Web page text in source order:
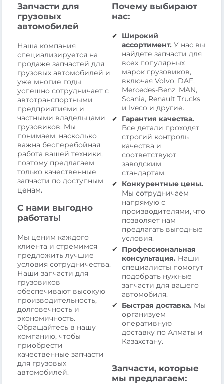
Запчасти для
грузовых
автомобилей
Наша компания
специализируется на
продаже запчастей для
грузовых автомобилей и
уже многие годы
успешно сотрудничает с
автотранспортными
предприятиями и
частными владельцами
грузовиков. Мы
понимаем, насколько
важна бесперебойная
работа вашей техники,
поэтому предлагаем
только качественные
запчасти по доступным
ценам.
С нами выгодно
работать!
Мы ценим каждого
клиента и стремимся
предложить лучшие
условия сотрудничества.
Наши запчасти для
грузовиков
обеспечивают высокую
производительность,
долговечность и
экономичность.
Обращайтесь в нашу
компанию, чтобы
приобрести
качественные запчасти
для грузовых
автомобилей.
Почему выбирают
нас:
Широкий
ассортимент. У нас вы
найдете запчасти для
всех популярных
марок грузовиков,
включая Volvo, DAF,
Mercedes-Benz, MAN,
Scania, Renault Trucks
и Iveco и другие.
Гарантия качества.
Все детали проходят
строгий контроль
качества и
соответствуют
заводским
стандартам.
Конкурентные цены.
Мы сотрудничаем
напрямую с
производителями, что
позволяет нам
предлагать выгодные
условия.
Профессиональная
консультация. Наши
специалисты помогут
подобрать нужные
запчасти для вашего
автомобиля.
Быстрая доставка. Мы
организуем
оперативную
доставку по Алматы и
Казахстану.
Запчасти, которые
мы предлагаем: